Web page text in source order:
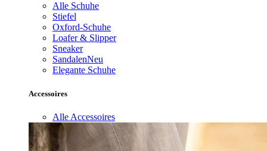
Alle Schuhe
Stiefel
Oxford-Schuhe
Loafer & Slipper
Sneaker
SandalenNeu
Elegante Schuhe
Accessoires
Alle Accessoires